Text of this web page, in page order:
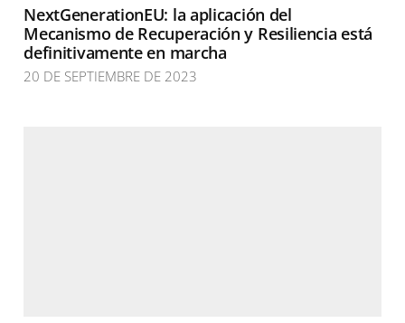
NextGenerationEU: la aplicación del
Mecanismo de Recuperación y Resiliencia está
definitivamente en marcha
20 DE SEPTIEMBRE DE 2023